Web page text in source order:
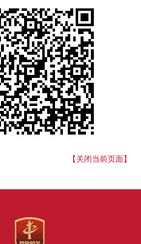
【关闭当前页面】